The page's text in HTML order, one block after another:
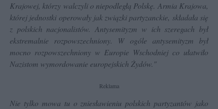
Krajowej, którzy walczyli o niepodległą Polskę. Armia Krajowa,
której jednostki operowały jak związki partyzanckie, składała się
z polskich nacjonalistów. Antysemityzm w ich szeregach był
ekstremalnie rozpowszechniony. W ogóle antysemityzm był
mocno rozpowszechniony w Europie Wschodniej co ułatwiło
Nazistom wymordowanie europejskich Żydów."
Reklama
Nie tylko mowa tu o zniesławieniu polskich partyzantów jako